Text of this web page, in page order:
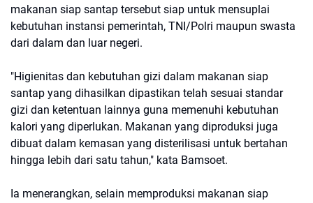
makanan siap santap tersebut siap untuk mensuplai
kebutuhan instansi pemerintah, TNI/Polri maupun swasta
dari dalam dan luar negeri.
"Higienitas dan kebutuhan gizi dalam makanan siap
santap yang dihasilkan dipastikan telah sesuai standar
gizi dan ketentuan lainnya guna memenuhi kebutuhan
kalori yang diperlukan. Makanan yang diproduksi juga
dibuat dalam kemasan yang disterilisasi untuk bertahan
hingga lebih dari satu tahun," kata Bamsoet.
Ia menerangkan, selain memproduksi makanan siap